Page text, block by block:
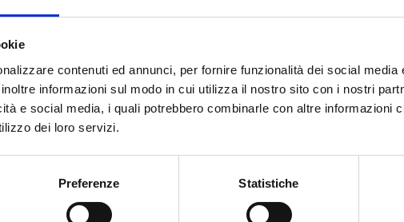
contenuti ed annunci, per fornire funzionalità dei social media
informazioni sul modo in cui utilizza il nostro sito con i nostri
e social media, i quali potrebbero combinarle con altre informazioni
dei loro servizi.
Preferenze Statistiche
026
MAGAZINE